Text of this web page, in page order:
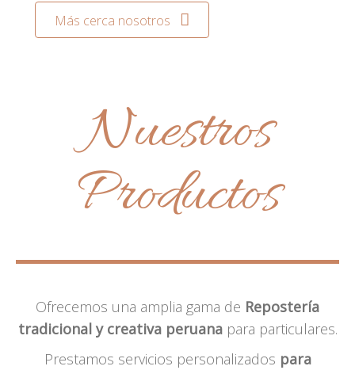
Más cerca nosotros
Nuestros
Productos
Ofrecemos una amplia gama de Repostería
tradicional y creativa peruanapara particulares.
Prestamos servicios personalizados para